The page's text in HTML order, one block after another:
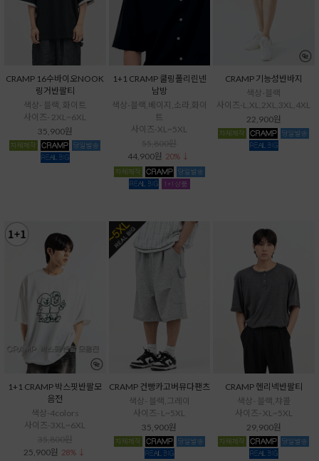
CRAMP 16수바이오NOOK
링거반팔티
색상- 블랙, 화이트
사이즈- 2XL~6XL
35,900원
1+1 CRAMP 쿨링폴리린넨
남방
색상-블랙,베이지,소라,화이
트
사이즈-XL~5XL
44,900원 20% ↓
CRAMP 기능성반바지
색상-블랙
사이즈-L,XL,2XL,3XL,4XL
22,900원
1+1 CRAMP 박스핏반팔모
음전
색상-4colors
사이즈-3XL~6XL
25,900원 28% ↓
CRAMP 건빵카고버뮤다팬츠
색상- 블랙,그레이
사이즈- L~5XL
35,900원
CRAMP 헨리넥반팔티
색상- 블랙,챠콜
사이즈- XL~5XL
29,900원